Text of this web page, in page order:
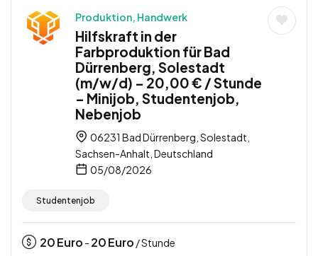
Produktion, Handwerk
Hilfskraft in der
Farbproduktion für Bad
Dürrenberg, Solestadt
(m/w/d) – 20,00 € / Stunde
– Minijob, Studentenjob,
Nebenjob
06231 Bad Dürrenberg, Solestadt,
Sachsen-Anhalt, Deutschland
05/08/2026
Studentenjob
20Euro - 20Euro / Stunde